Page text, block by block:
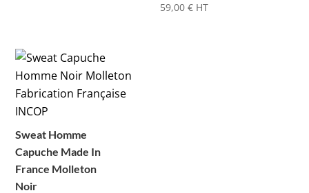
59,00€ HT
Sweat Homme
Capuche Made In
France Molleton
Noir